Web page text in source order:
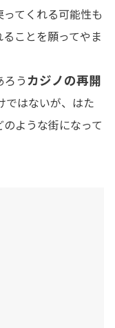
てくれる可能性も
ことを願ってやま
ろう カジノの再開
ではないが、はた
ような街になって